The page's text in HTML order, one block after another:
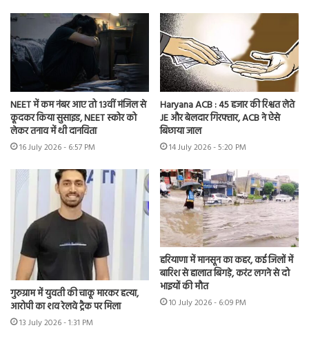
NEET में कम नंबर आए तो 13वीं मंजिल से
कूदकर किया सुसाइड, NEET स्कोर को
लेकर तनाव में थी दानविता
16 July 2026 - 6:57 PM
Haryana ACB : 45 हजार की रिश्वत लेते
JE और बेलदार गिरफ्तार, ACB ने ऐसे
बिछाया जाल
14 July 2026 - 5:20 PM
गुरुग्राम में युवती की चाकू मारकर हत्या,
आरोपी का शव रेलवे ट्रैक पर मिला
13 July 2026 - 1:31 PM
हरियाणा में मानसून का कहर, कई जिलों में
बारिश से हालात बिगड़े, करंट लगने से दो
भाइयों की मौत
10 July 2026 - 6:09 PM